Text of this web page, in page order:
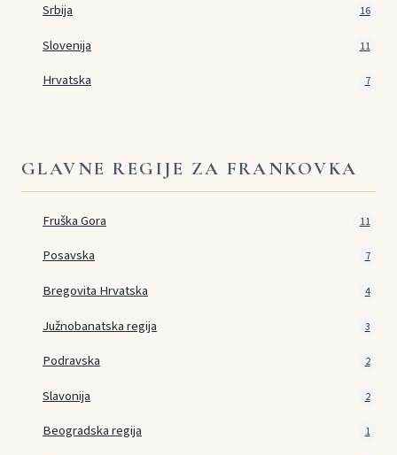
Srbija 16
Slovenija 11
Hrvatska 7
GLAVNE REGIJE ZA FRANKOVKA
Fruška Gora 11
Posavska 7
Bregovita Hrvatska 4
Južnobanatska regija 3
Podravska 2
Slavonija 2
Beogradska regija 1